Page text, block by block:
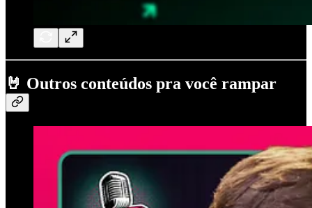
🤘 Outros conteúdos pra você rampar